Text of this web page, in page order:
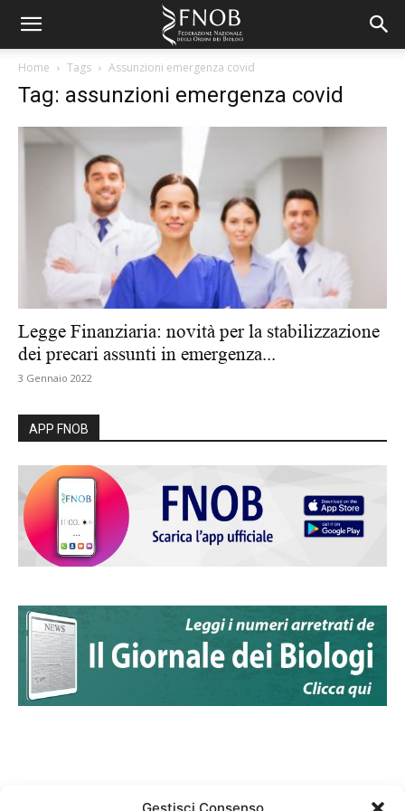
Home Tags Assunzioni emergenza covid
Tag: assunzioni emergenza covid
Legge Finanziaria: novità per la stabilizzazione
dei precari assunti in emergenza...
3 Gennaio 2022
APP FNOB